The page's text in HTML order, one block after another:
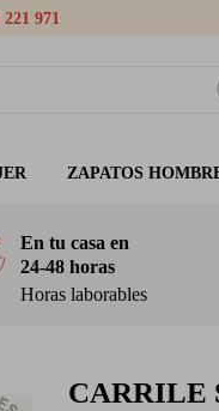
221 971
ZAPATOS
En tu casa en
24-48 horas
Horas laborables
CARRILE